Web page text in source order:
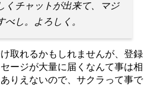
くチャットが出来て、マジ
べし。よろしく。
取れるかもしれませんが、登録
ージが大量に届くなんて事は相
りえないので、サクラって事で